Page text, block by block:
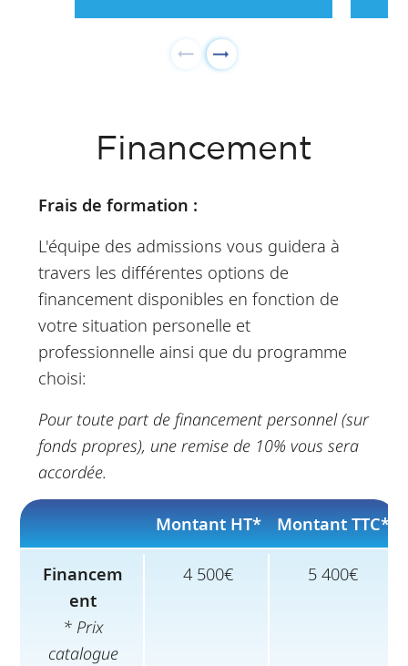
Financement
Frais de formation :
L'équipe des admissions vous guidera à
travers les différentes options de
financement disponibles en fonction de
votre situation personelle et
professionnelle ainsi que du programme
choisi:
Pour toute part de financement personnel (sur
fonds propres), une remise de 10% vous sera
accordée.
Montant HT* Montant TTC*
Financem
ent
* Prix
catalogue
4 500€ 5 400€